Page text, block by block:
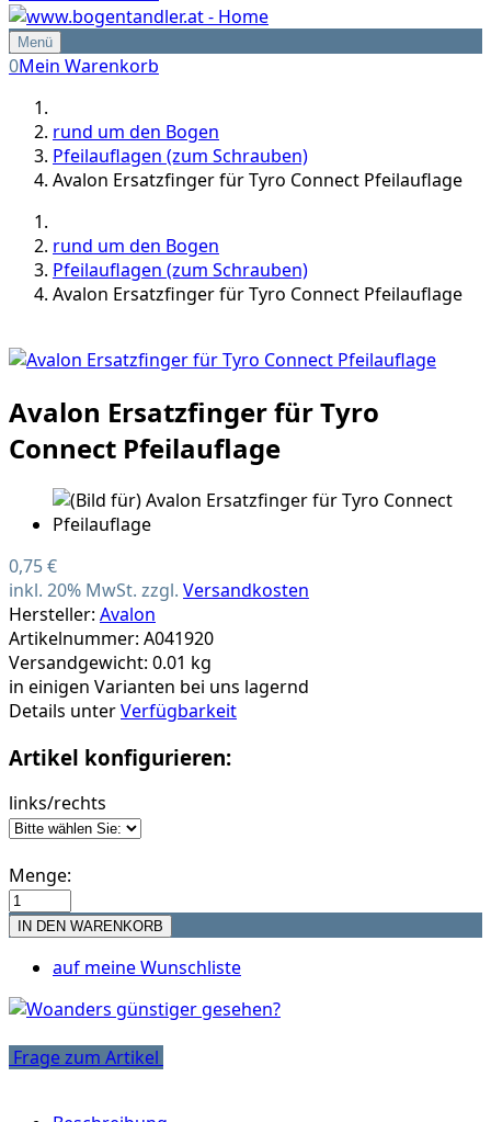
Menü
0Mein Warenkorb
rund um den Bogen
Pfeilauflagen (zum Schrauben)
Avalon Ersatzfinger für Tyro Connect Pfeilauflage
rund um den Bogen
Pfeilauflagen (zum Schrauben)
Avalon Ersatzfinger für Tyro Connect Pfeilauflage
Avalon Ersatzfinger für Tyro
Connect Pfeilauflage
0,75 €
inkl. 20% MwSt. zzgl. Versandkosten
Hersteller: Avalon
Artikelnummer: A041920
Versandgewicht: 0.01 kg
in einigen Varianten bei uns lagernd
Details unterVerfügbarkeit
Artikel konfigurieren:
links/rechts
Menge:
auf meine Wunschliste
Frage zum Artikel